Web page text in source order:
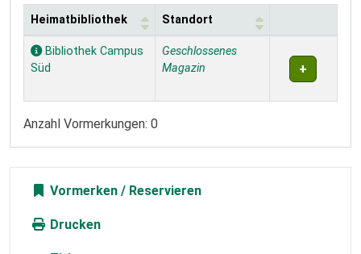
Exemplare
Heimatbibliothek Standort
Bibliothek Campus
Süd
Geschlossenes
Magazin
Anzahl Vormerkungen: 0
Vormerken
Drucken